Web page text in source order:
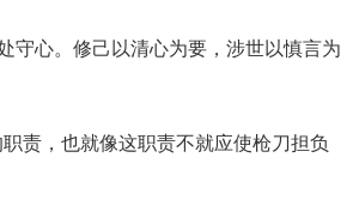
守心。修己以清心为要，涉世以慎言为
责，也就像这职责不就应使枪刀担负